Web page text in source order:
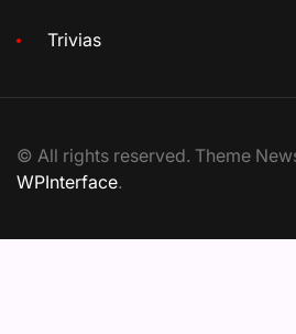
Trivias
© All rights reserved. Theme
WPInterface.